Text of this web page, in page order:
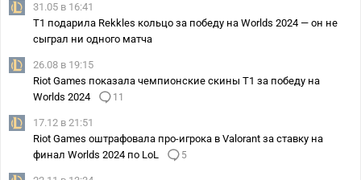
31.05 в 16:41
T1 подарила Rekkles кольцо за победу на Worlds 2024 — он не
сыграл ни одного матча
26.08 в 19:15
Riot Games показала чемпионские скины T1 за победу на
Worlds 2024
11
17.12 в 21:51
Riot Games оштрафовала про-игрока в Valorant за ставку на
финал Worlds 2024 по LoL
5